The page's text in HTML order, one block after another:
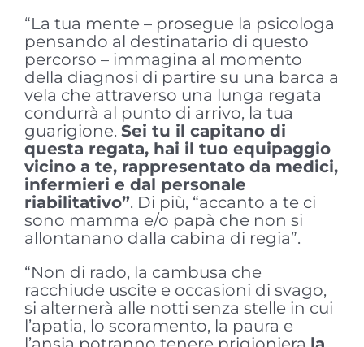
“La tua mente – prosegue la psicologa
pensando al destinatario di questo
percorso – immagina al momento
della diagnosi di partire su una barca a
vela che attraverso una lunga regata
condurrà al punto di arrivo, la tua
guarigione. Sei tu il capitano di
questa regata, hai il tuo equipaggio
vicino a te, rappresentato da medici,
infermieri e dal personale
riabilitativo”. Di più, “accanto a te ci
sono mamma e/o papà che non si
allontanano dalla cabina di regia”.
“Non di rado, la cambusa che
racchiude uscite e occasioni di svago,
si alternerà alle notti senza stelle in cui
l’apatia, lo scoramento, la paura e